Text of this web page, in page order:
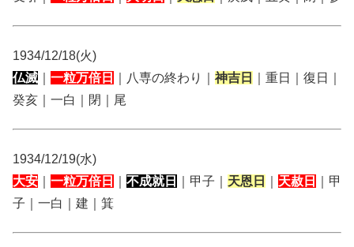
1934/12/18(火)
仏滅
一粒万倍日 ｜八専の終わり｜ 神吉日
｜重日｜復日｜
癸亥｜一白｜閉｜尾
1934/12/19(水)
大安
一粒万倍日 不成就日 ｜甲子｜ 天恩日 天赦日
｜甲
子｜一白｜建｜箕